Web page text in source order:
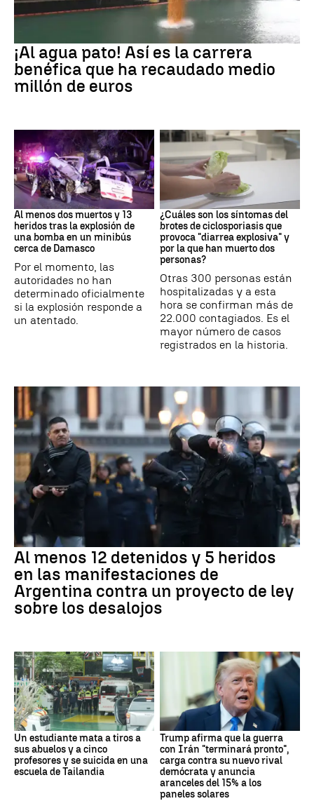
¡Al agua pato! Así es la carrera
benéfica que ha recaudado medio
millón de euros
SIRIA
Al menos dos muertos y 13
heridos tras la explosión de
una bomba en un minibús
cerca de Damasco
Por el momento, las
autoridades no han
determinado oficialmente
si la explosión responde a
un atentado.
Brote
¿Cuáles son los síntomas del
brotes de ciclosporiasis que
provoca "diarrea explosiva" y
por la que han muerto dos
personas?
Otras 300 personas están
hospitalizadas y a esta
hora se confirman más de
22.000 contagiados. Es el
mayor número de casos
registrados en la historia.
Al menos 12 detenidos y 5 heridos
en las manifestaciones de
Argentina contra un proyecto de ley
sobre los desalojos
Un estudiante mata a tiros a
sus abuelos y a cinco
profesores y se suicida en una
escuela de Tailandia
Trump afirma que la guerra
con Irán "terminará pronto",
carga contra su nuevo rival
demócrata y anuncia
aranceles del 15% a los
paneles solares